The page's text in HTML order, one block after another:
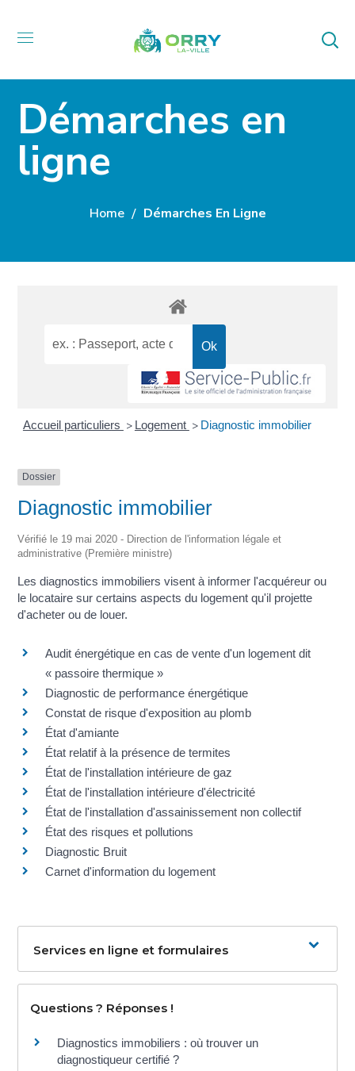
Démarches en
ligne
Home Démarches En Ligne
Accueil particuliers > Logement > Diagnostic immobilier
Dossier
Diagnostic immobilier
Vérifié le 19 mai 2020 - Direction de l'information légale et
administrative (Première ministre)
Les diagnostics immobiliers visent à informer l'acquéreur ou
le locataire sur certains aspects du logement qu'il projette
d'acheter ou de louer.
Audit énergétique en cas de vente d'un logement dit
« passoire thermique »
Diagnostic de performance énergétique
Constat de risque d'exposition au plomb
État d'amiante
État relatif à la présence de termites
État de l'installation intérieure de gaz
État de l'installation intérieure d'électricité
État de l'installation d'assainissement non collectif
État des risques et pollutions
Diagnostic Bruit
Carnet d'information du logement
Services en ligne et formulaires
Questions ? Réponses !
Diagnostics immobiliers : où trouver un
diagnostiqueur certifié ?